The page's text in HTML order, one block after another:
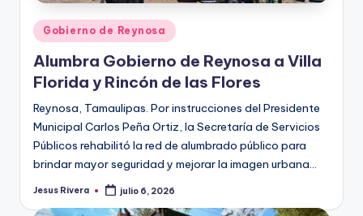
Publicado
en
Gobierno de Reynosa
Alumbra Gobierno de Reynosa a Villa
Florida y Rincón de las Flores
Reynosa, Tamaulipas. Por instrucciones del Presidente
Municipal Carlos Peña Ortiz, la Secretaría de Servicios
Públicos rehabilitó la red de alumbrado público para
brindar mayor seguridad y mejorar la imagen urbana…
Publicado
Jesus Rivera julio 6, 2026